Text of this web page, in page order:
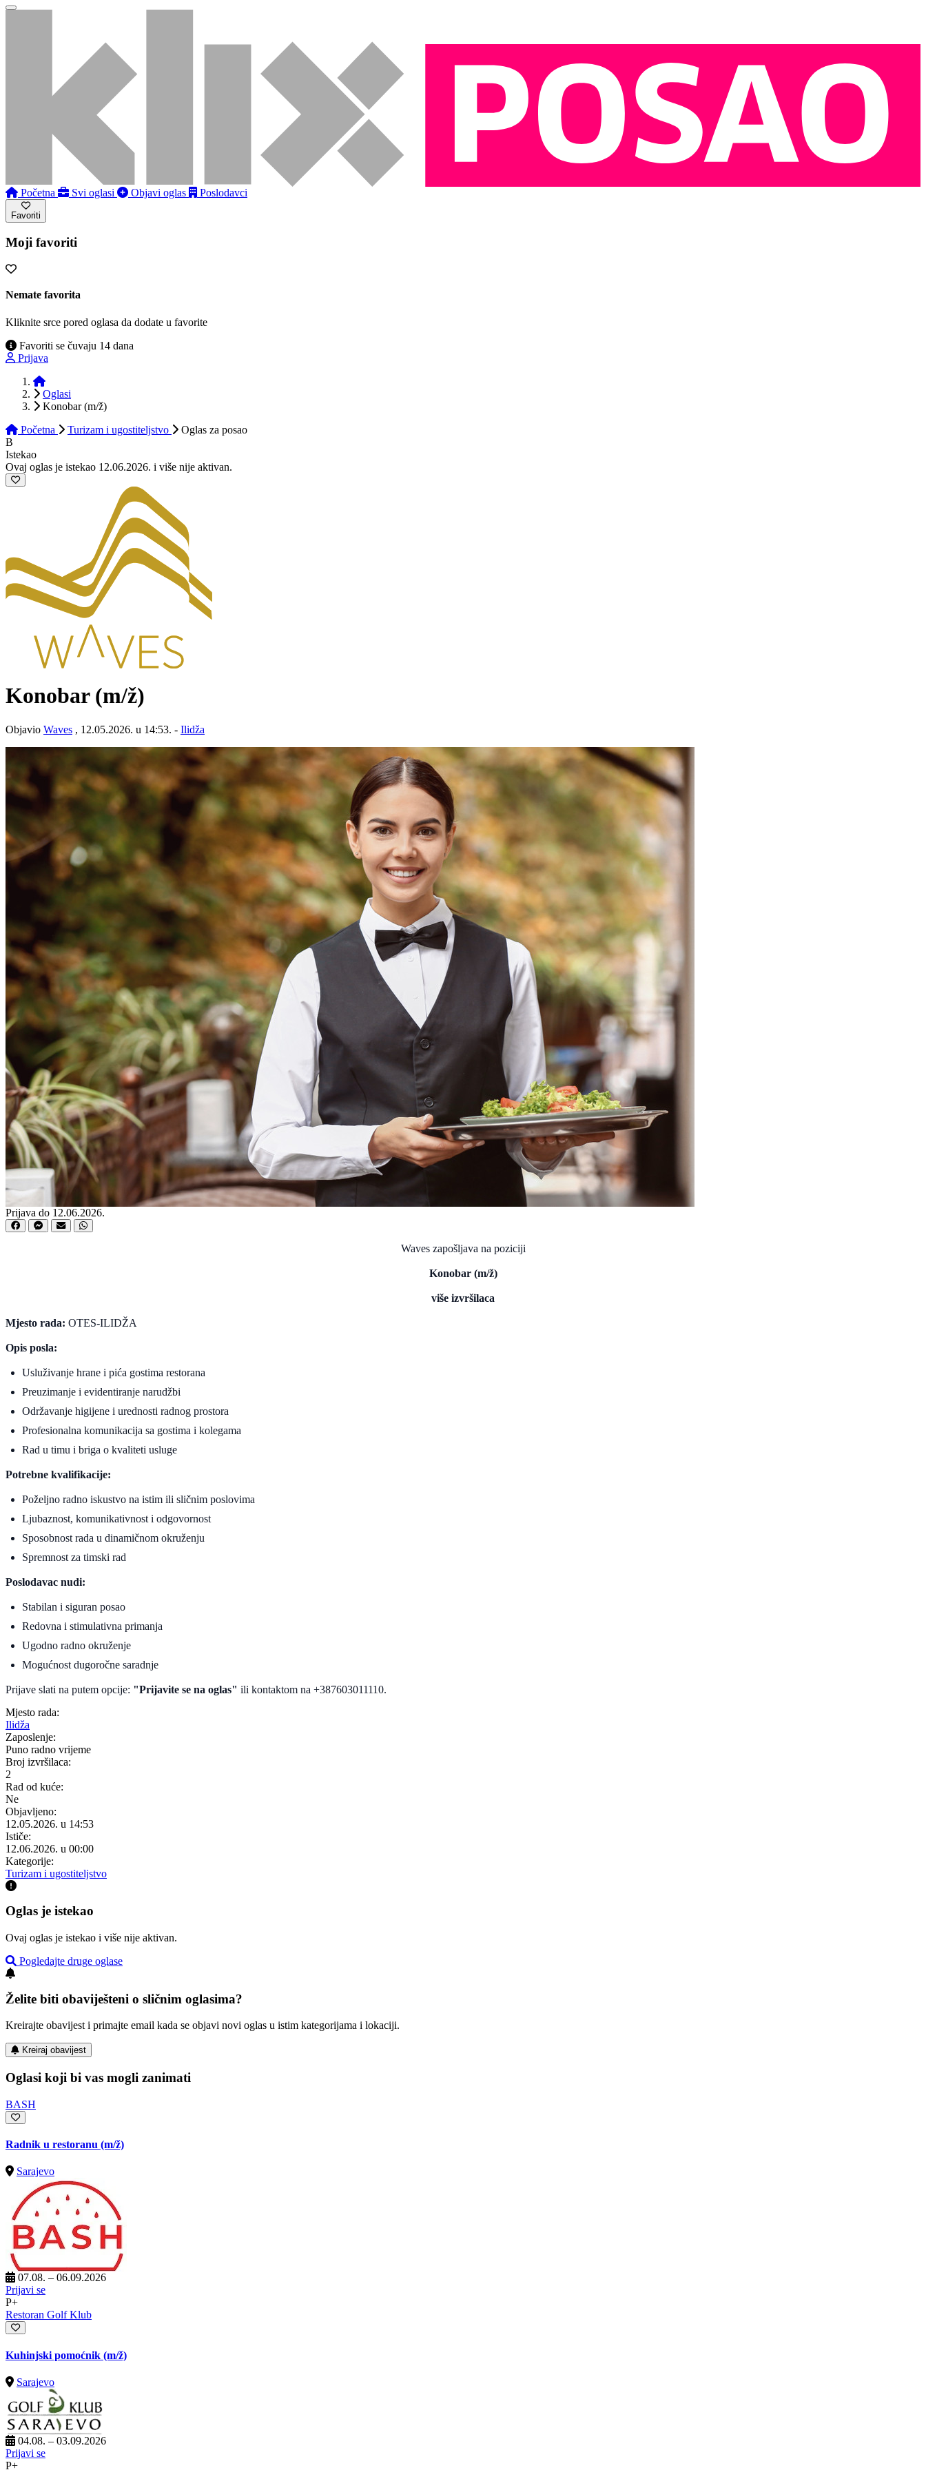
Početna Svi oglasi Objavi oglas Poslodavci
Favoriti
Moji favoriti
Nemate favorita
Kliknite srce pored oglasa da dodate u favorite
Favoriti se čuvaju 14 dana
Prijava
Početna
Oglasi
Konobar (m/ž)
Početna
Turizam i ugostiteljstvo Oglas za posao
B
Istekao
Ovaj oglas je istekao 12.06.2026. i više nije aktivan.
Konobar (m/ž)
Objavio Waves , 12.05.2026. u 14:53. - Ilidža
Prijava do 12.06.2026.
Waves zapošljava na poziciji
Konobar (m/ž)
više izvršilaca
Mjesto rada: OTES-ILIDŽA
Opis posla:
Usluživanje hrane i pića gostima restorana
Preuzimanje i evidentiranje narudžbi
Održavanje higijene i urednosti radnog prostora
Profesionalna komunikacija sa gostima i kolegama
Rad u timu i briga o kvaliteti usluge
Potrebne kvalifikacije:
Poželjno radno iskustvo na istim ili sličnim poslovima
Ljubaznost, komunikativnost i odgovornost
Sposobnost rada u dinamičnom okruženju
Spremnost za timski rad
Poslodavac nudi:
Stabilan i siguran posao
Redovna i stimulativna primanja
Ugodno radno okruženje
Mogućnost dugoročne saradnje
Prijave slati na putem opcije: "Prijavite se na oglas" ili kontaktom na +387603011110.
Mjesto rada:
Ilidža
Zaposlenje:
Puno radno vrijeme
Broj izvršilaca:
2
Rad od kuće:
Ne
Objavljeno:
12.05.2026. u 14:53
Ističe:
12.06.2026. u 00:00
Kategorije:
Turizam i ugostiteljstvo
Oglas je istekao
Ovaj oglas je istekao i više nije aktivan.
Pogledajte druge oglase
Želite biti obaviješteni o sličnim oglasima?
Kreirajte obavijest i primajte email kada se objavi novi oglas u istim kategorijama i lokaciji.
Kreiraj obavijest
Oglasi koji bi vas mogli zanimati
BASH
Radnik u restoranu (m/ž)
Sarajevo
07.08. – 06.09.2026
Prijavi se
P+
Restoran Golf Klub
Kuhinjski pomoćnik (m/ž)
Sarajevo
04.08. – 03.09.2026
Prijavi se
P+